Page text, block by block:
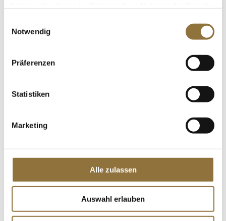
Notwendig
Präferenzen
Statistiken
Marketing
Alle zulassen
Auswahl erlauben
€ 7,98
€ 66,50/ kg
KENNZEICHNUNGEN U. SPEZIFIKATIONEN
Fireglass Grill & Kochfeldreiniger mit
€ 21,20/ Liter